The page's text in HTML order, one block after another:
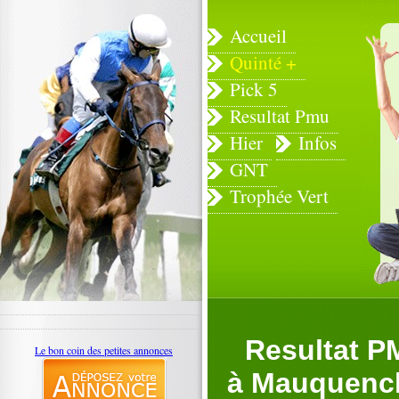
Accueil
Quinté +
Pick 5
Resultat Pmu
Hier
Infos
GNT
Trophée Vert
Resultat
à
Le bon coin des petites annonces